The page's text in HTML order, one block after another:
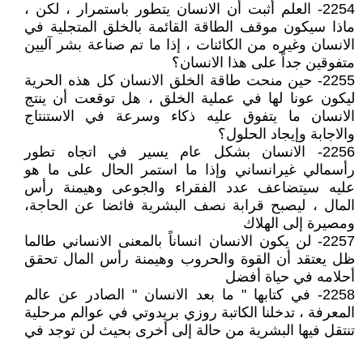
2254- العلم أثبت أن الانسان يتطور باستمرار ، لكن ،
ماذا سيكون موقف الطاقة القائمة بالخلق المتجلية في
الانسان وغيره من الكائنات ، إذا ما تم صناعة بشر آليين
متفوقين جداً على هذا الانسان؟
2255- حين منحت طاقة الخلق الانسان كل هذه الحرية
ليكون عونا لها في عملية الخلق ، هل توقعت أن ينتج
الانسان ما يتفوق عليه ذكاء وسرعة في الاستنتاج
والاجابة وإيجاد الحلول؟
2256- الانسان بشكل عام يسير في اتجاه تطور
رأسمالي غيرانساني وإذا ما استمر الحال على ما هو
عليه سيتضاعف عدد الفقراء والجوعى وهيمنة رأس
المال ، ليصبح قرابة نصف البشرية فائضا عن الحاجة،
ومصيرة إلى الهلاك
2257- لن يكون الانسان انساناً بالمعنى الانساني طالما
ظل يعتقد أن القوة والحروب وهيمنة رأس المال تحقق
أحلامه في حياة أفضل
2258- في كتابها " ما بعد الانسان " الصادر عن عالم
المعرفة ، تدخلنا الكاتبة روزي بريدوتي في عوالم مرحلية
تنتقل فيها البشرية من حالة إلى أخرى بحيث لن توجد في